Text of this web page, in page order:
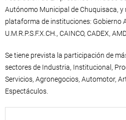
Autónomo Municipal de Chuquisaca, y
plataforma de instituciones: Gobierno
U.M.R.P.S.F.X.CH., CAINCO, CADEX,
Se tiene prevista la participación de
sectores de Industria, Institucional,
Servicios, Agronegocios, Automotor,
Espectáculos.